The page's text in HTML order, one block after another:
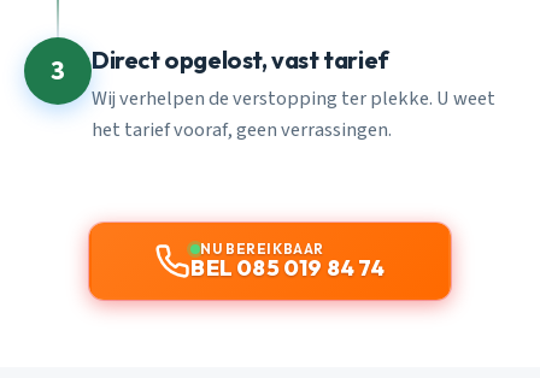
3 Direct opgelost, vast tarief
Wij verhelpen de verstopping ter plekke. U weet
het tarief vooraf, geen verrassingen.
NU BEREIKBAAR
BEL 085 019 84 74